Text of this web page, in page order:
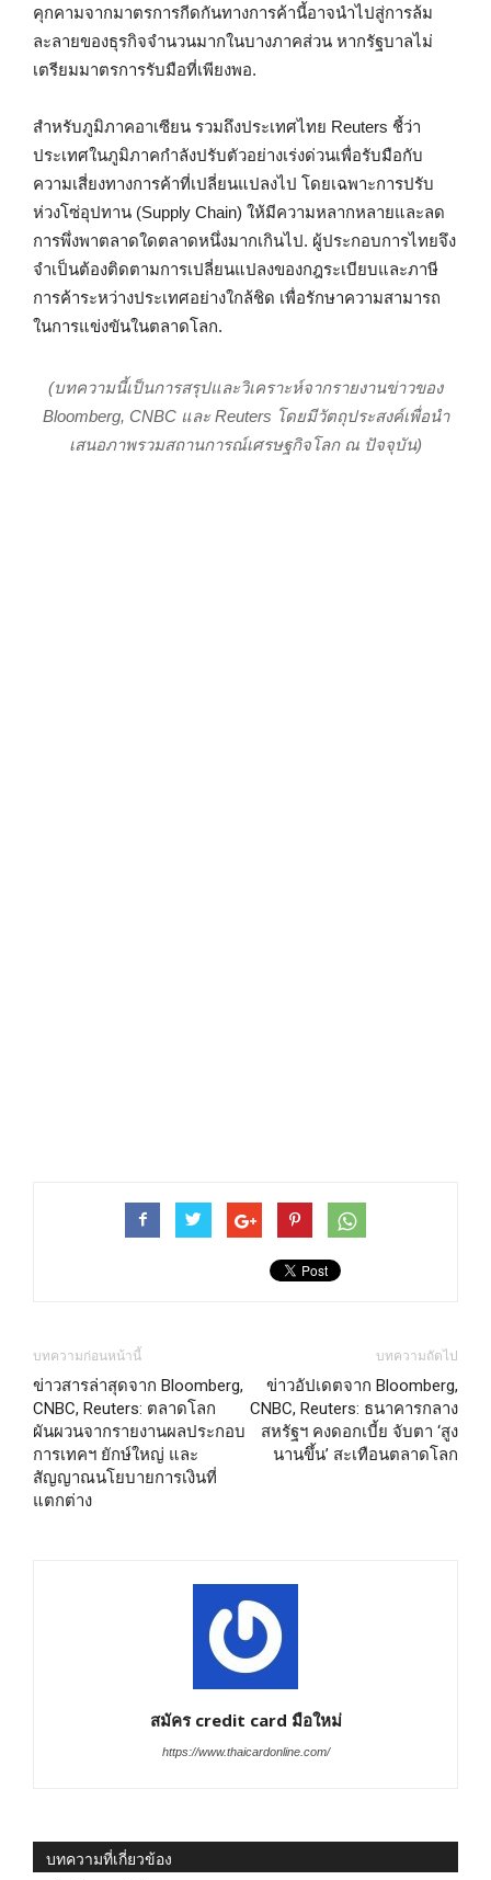
คุกคามจากมาตรการกีดกันทางการค้านี้อาจนำไปสู่การล้ม
ละลายของธุรกิจจำนวนมากในบางภาคส่วน หากรัฐบาลไม่
เตรียมมาตรการรับมือที่เพียงพอ.
สำหรับภูมิภาคอาเซียน รวมถึงประเทศไทย Reuters ชี้ว่า
ประเทศในภูมิภาคกำลังปรับตัวอย่างเร่งด่วนเพื่อรับมือกับ
ความเสี่ยงทางการค้าที่เปลี่ยนแปลงไป โดยเฉพาะการปรับ
ห่วงโซ่อุปทาน (Supply Chain) ให้มีความหลากหลายและลด
การพึ่งพาตลาดใดตลาดหนึ่งมากเกินไป. ผู้ประกอบการไทยจึง
จำเป็นต้องติดตามการเปลี่ยนแปลงของกฎระเบียบและภาษี
การค้าระหว่างประเทศอย่างใกล้ชิด เพื่อรักษาความสามารถ
ในการแข่งขันในตลาดโลก.
(บทความนี้เป็นการสรุปและวิเคราะห์จากรายงานข่าวของ
Bloomberg, CNBC และ Reuters โดยมีวัตถุประสงค์เพื่อนำ
เสนอภาพรวมสถานการณ์เศรษฐกิจโลก ณ ปัจจุบัน)
บทความก่อนหน้านี้
ข่าวสารล่าสุดจาก Bloomberg,
CNBC, Reuters: ตลาดโลก
ผันผวนจากรายงานผลประกอบ
การเทคฯ ยักษ์ใหญ่ และ
สัญญาณนโยบายการเงินที่
แตกต่าง
บทความถัดไป
ข่าวอัปเดตจาก Bloomberg,
CNBC, Reuters: ธนาคารกลาง
สหรัฐฯ คงดอกเบี้ย จับตา ‘สูง
นานขึ้น’ สะเทือนตลาดโลก
สมัคร credit card มือใหม่
https://www.thaicardonline.com/
บทความที่เกี่ยวข้อง